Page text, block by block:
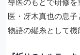
導医のもとで研修
医・冴木真也の息
物語の縦糸として機